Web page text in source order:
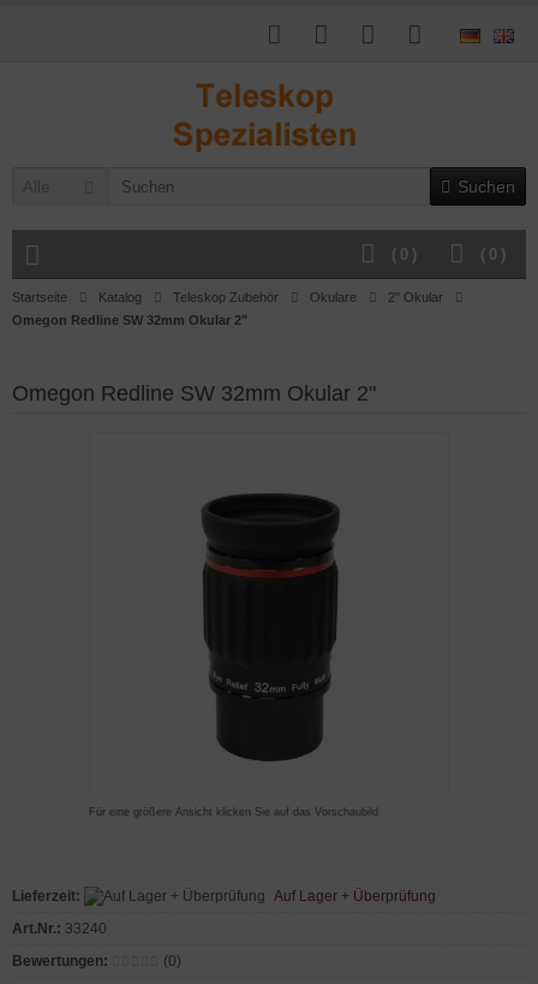
Alle Suchen
( 0 )
( 0 )
Startseite Katalog Teleskop Zubehör Okulare
2" Okular
Omegon Redline SW 32mm Okular 2"
Omegon Redline SW 32mm Okular 2"
Für eine größere Ansicht klicken Sie auf das Vorschaubild
Lieferzeit:
Auf Lager + Überprüfung
Art.Nr.: 33240
Bewertungen:
(0)